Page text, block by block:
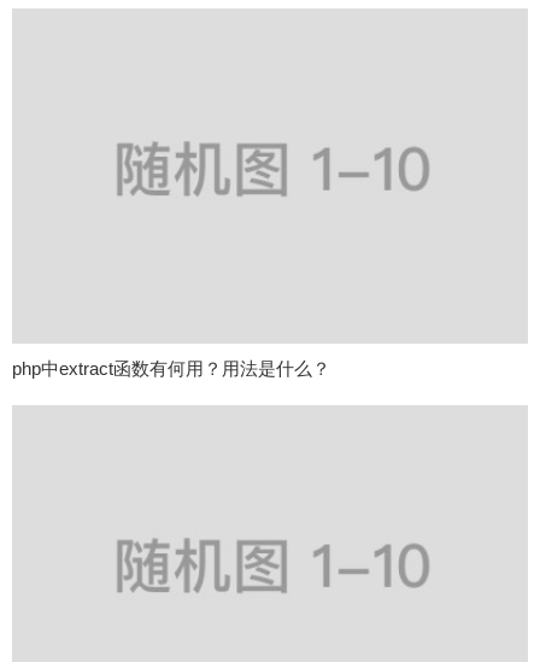
php中extract函数有何用？用法是什么？